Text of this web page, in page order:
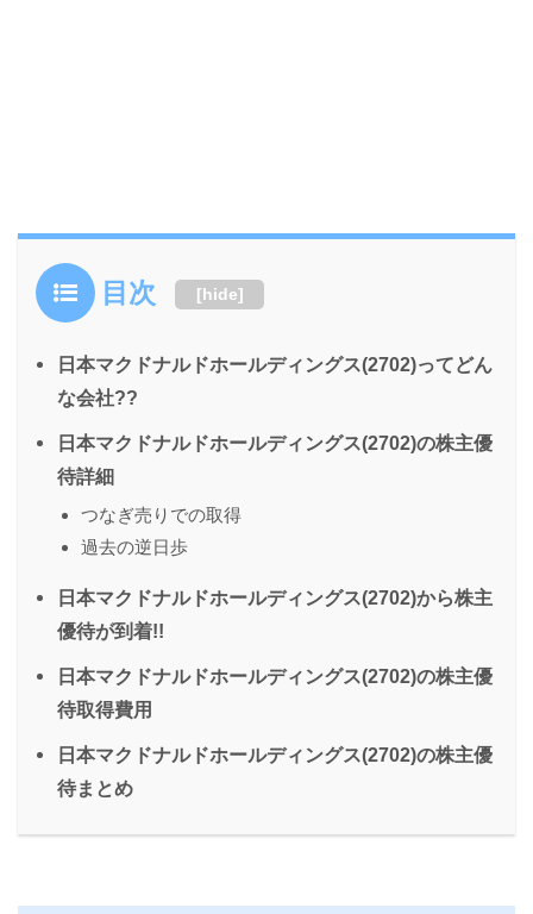
目次 [hide]
日本マクドナルドホールディングス(2702)ってどん
な会社??
日本マクドナルドホールディングス(2702)の株主優
待詳細
つなぎ売りでの取得
過去の逆日歩
日本マクドナルドホールディングス(2702)から株主
優待が到着!!
日本マクドナルドホールディングス(2702)の株主優
待取得費用
日本マクドナルドホールディングス(2702)の株主優
待まとめ